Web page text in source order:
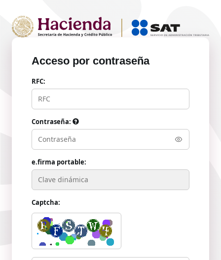
Acceso por contraseña
RFC:
Contraseña:
e.firma portable:
Captcha: